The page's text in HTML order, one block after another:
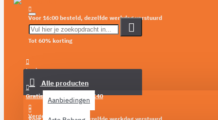
Voor 16:00 besteld, dezelfde werkdag verstuurd
Tot 60% korting
Login
Verlanglijst
Vergelijken
Alle producten
Aanbiedingen
Gratis verzending vanaf €40